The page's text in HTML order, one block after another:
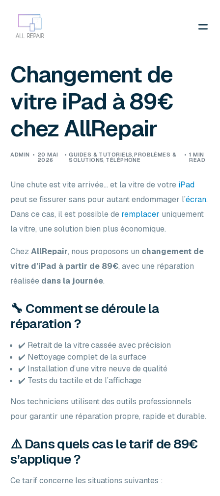
Changement de
vitre iPad à 89€
chez AllRepair
ADMIN 20 MAI
2026
GUIDES & TUTORIELS,PROBLÈMES &
SOLUTIONS, TÉLÉPHONE
1 MIN
READ
Une chute est vite arrivée… et la vitre de votre iPad
peut se fissurer sans pour autant endommager l’écran.
Dans ce cas, il est possible de remplacer uniquement
la vitre, une solution bien plus économique.
ChezAllRepair, nous proposons un changement de
vitre d’iPad à partir de 89€, avec une réparation
réalisée dans la journée.
🔧 Comment se déroule la
réparation ?
✔️ Retrait de la vitre cassée avec précision
✔️ Nettoyage complet de la surface
✔️ Installation d’une vitre neuve de qualité
✔️ Tests du tactile et de l’affichage
Nos techniciens utilisent des outils professionnels
pour garantir une réparation propre, rapide et durable.
⚠️ Dans quels cas le tarif de 89€
s’applique ?
Ce tarif concerne les situations suivantes :